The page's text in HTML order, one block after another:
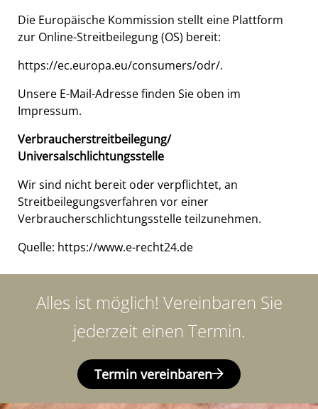
Die Europäische Kommission stellt eine Plattform
zur Online-Streitbeilegung (OS) bereit:
https://ec.europa.eu/consumers/odr/.
Unsere E-Mail-Adresse finden Sie oben im
Impressum.
Verbraucherstreitbeilegung/
Universalschlichtungsstelle
Wir sind nicht bereit oder verpflichtet, an
Streitbeilegungsverfahren vor einer
Verbraucherschlichtungsstelle teilzunehmen.
Quelle: https://www.e-recht24.de
Alles ist möglich! Vereinbaren Sie
jederzeit einen Termin.
Termin vereinbaren